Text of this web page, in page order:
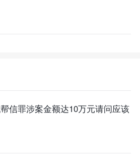
信罪涉案金额达10万元请问应该